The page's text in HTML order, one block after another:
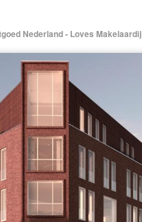
Nederland - Loves Makelaardij